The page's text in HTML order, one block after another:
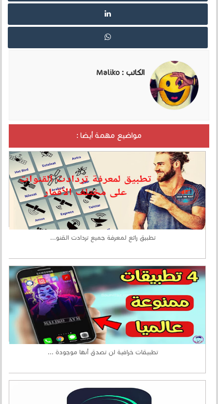
الكاتب :Maliko
مواضيع مهمة أيضا :
تطبيق رائع لمعرفة جميع تردادت القنو...
تطبيقات خرافية لن تصدق أنها موجودة ...